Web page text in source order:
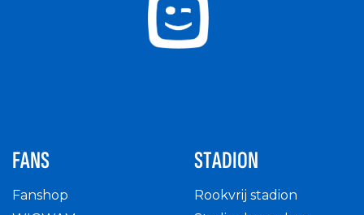
FANS
Fanshop
STADION
Rookvrij stadion